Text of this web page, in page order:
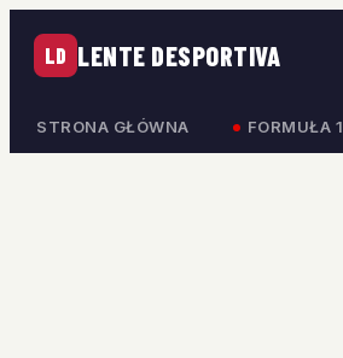
LD LENTE DESPORTIVA
STRONA GŁÓWNA FORMUŁA 1